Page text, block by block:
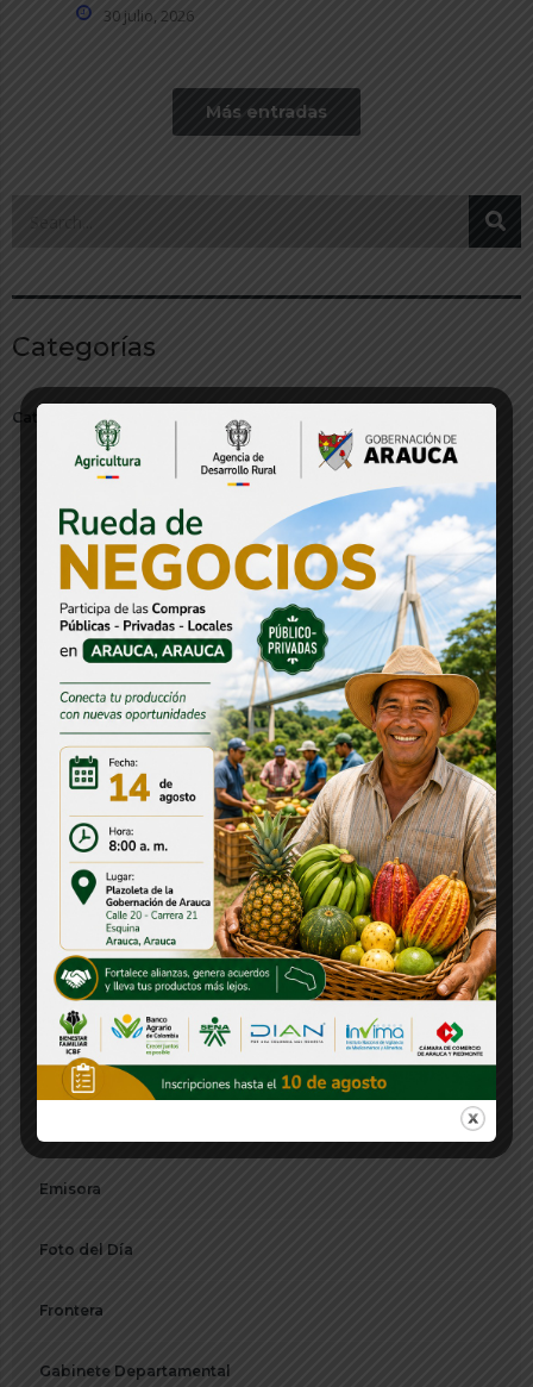
30 julio, 2026
Más entradas
Categorías
Categorías
Audios y Multimedia
Banco de Proyectos
Boletín
Citación
Comunicado de Prensa
Concurso
Concurso CNSC
Consejos Departamentales
Convocatorias
Decreto
Departamentos
Emisora
Foto del Día
Frontera
Gabinete Departamental